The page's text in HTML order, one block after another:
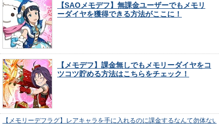
【SAOメモデフ】無課金ユーザーでもメモリ
ーダイヤを獲得できる方法がここに！
【メモデフ】課金無しでもメモリーダイヤをコ
ツコツ貯める方法はこちらをチェック！
【メモリーデフラグ】レアキャラを手に入れるのに課金するなんて勿体な